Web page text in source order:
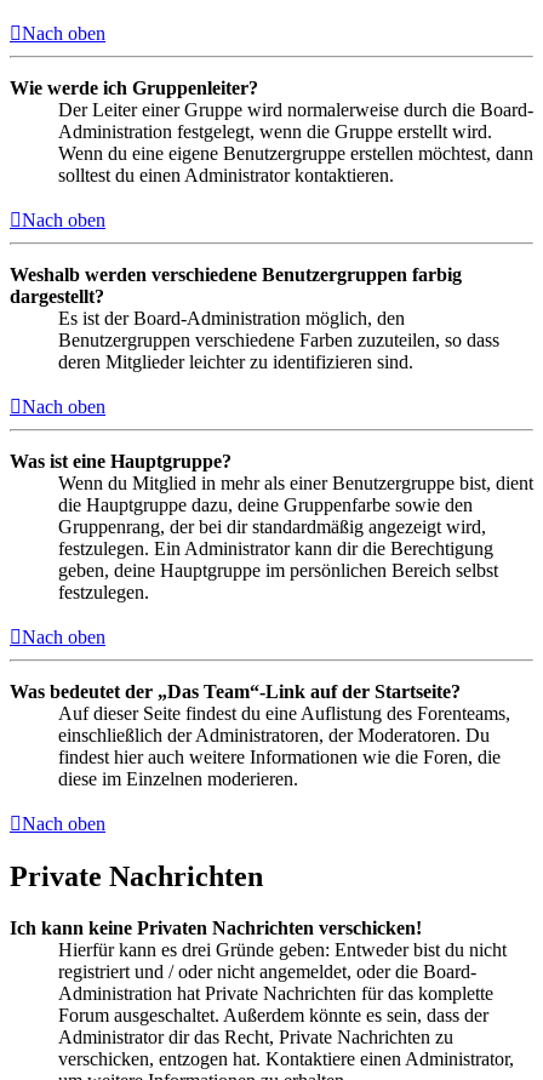
Nach oben
Wie werde ich Gruppenleiter?
Der Leiter einer Gruppe wird normalerweise durch die Board-
Administration festgelegt, wenn die Gruppe erstellt wird.
Wenn du eine eigene Benutzergruppe erstellen möchtest, dann
solltest du einen Administrator kontaktieren.
Nach oben
Weshalb werden verschiedene Benutzergruppen farbig
dargestellt?
Es ist der Board-Administration möglich, den
Benutzergruppen verschiedene Farben zuzuteilen, so dass
deren Mitglieder leichter zu identifizieren sind.
Nach oben
Was ist eine Hauptgruppe?
Wenn du Mitglied in mehr als einer Benutzergruppe bist, dient
die Hauptgruppe dazu, deine Gruppenfarbe sowie den
Gruppenrang, der bei dir standardmäßig angezeigt wird,
festzulegen. Ein Administrator kann dir die Berechtigung
geben, deine Hauptgruppe im persönlichen Bereich selbst
festzulegen.
Nach oben
Was bedeutet der „Das Team“-Link auf der Startseite?
Auf dieser Seite findest du eine Auflistung des Forenteams,
einschließlich der Administratoren, der Moderatoren. Du
findest hier auch weitere Informationen wie die Foren, die
diese im Einzelnen moderieren.
Nach oben
Private Nachrichten
Ich kann keine Privaten Nachrichten verschicken!
Hierfür kann es drei Gründe geben: Entweder bist du nicht
registriert und / oder nicht angemeldet, oder die Board-
Administration hat Private Nachrichten für das komplette
Forum ausgeschaltet. Außerdem könnte es sein, dass der
Administrator dir das Recht, Private Nachrichten zu
verschicken, entzogen hat. Kontaktiere einen Administrator,